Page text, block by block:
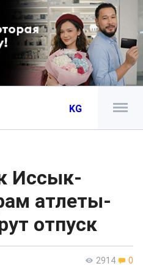
KG
Иссык-
атлеты-
отпуск
2914 0